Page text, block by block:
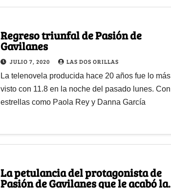
Regreso triunfal de Pasión de
Gavilanes
JULIO 7, 2020 LAS DOS ORILLAS
La telenovela producida hace 20 años fue lo más
visto con 11.8 en la noche del pasado lunes. Con
estrellas como Paola Rey y Danna García
La petulancia del protagonista de
Pasión de Gavilanes que le acabó la